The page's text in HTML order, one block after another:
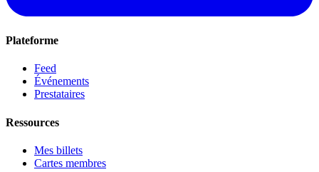
Plateforme
Feed
Événements
Prestataires
Ressources
Mes billets
Cartes membres